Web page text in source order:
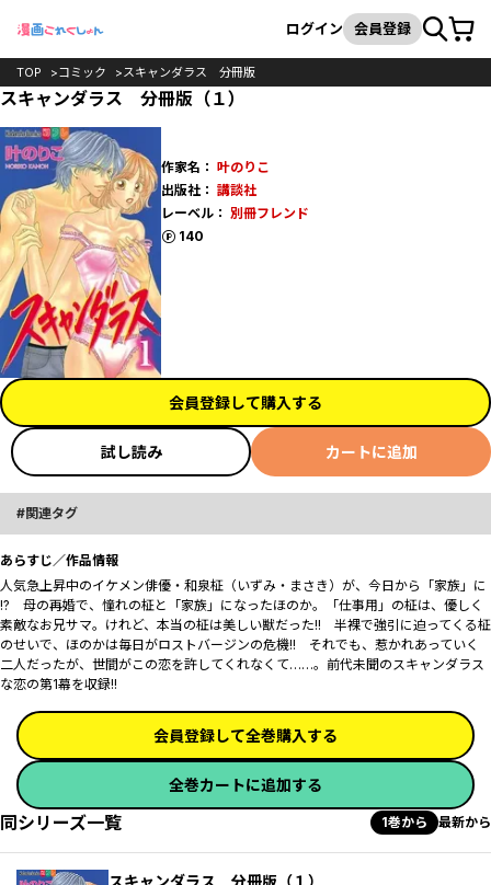
検索
ログイン 会員登録カート
TOP コミック スキャンダラス 分冊版
スキャンダラス 分冊版（１）
作家名： 叶のりこ
出版社： 講談社
レーベル： 別冊フレンド
140
ポイント
会員登録して購入する
試し読み カートに追加
関連タグ
あらすじ／作品情報
人気急上昇中のイケメン俳優・和泉柾（いずみ・まさき）が、今日から「家族」に
――!? 母の再婚で、憧れの柾と「家族」になったほのか。「仕事用」の柾は、優しく
素敵なお兄サマ。けれど、本当の柾は美しい獣だった!! 半裸で強引に迫ってくる柾
のせいで、ほのかは毎日がロストバージンの危機!! それでも、惹かれあっていく
二人だったが、世間がこの恋を許してくれなくて……。前代未聞のスキャンダラス
な恋の第1幕を収録!!
会員登録して全巻購入する
全巻カートに追加する
同シリーズ一覧 1巻から 最新から
スキャンダラス 分冊版（１）